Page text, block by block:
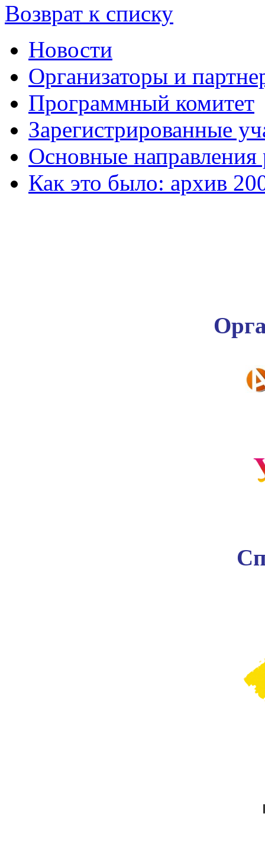
Возврат к списку
Новости
Организаторы и
Программный комитет
Зарегистрированные
Основные направления
Как это было: архив